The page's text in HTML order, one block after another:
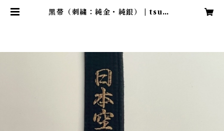
黒帯（刺繍：純金・純銀） | tsuwa